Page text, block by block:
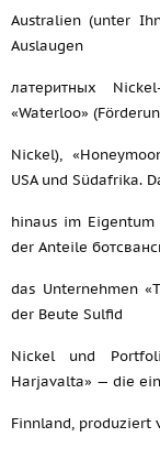
Australien (unter
Auslaugen
латеритных
«Waterloo»
Nickel),
USA und Südafrika.
hinaus im
der Anteile
das Unternehmen
der Beute Sulfid
Nickel und
Harjavalta» — die
Finnland, produziert